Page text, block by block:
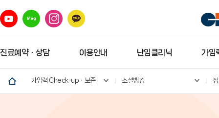
진료예약ㆍ상담 이용안내 난임클리닉 가임
가임력 Check-upㆍ보존 소셜뱅킹